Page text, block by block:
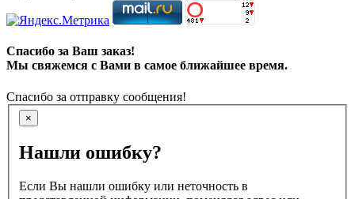
Спасибо за Ваш заказ!
Мы свяжемся с Вами в самое ближайшее время.
Спасибо за отправку сообщения!
×
Нашли ошибку?
Если Вы нашли ошибку или неточность в